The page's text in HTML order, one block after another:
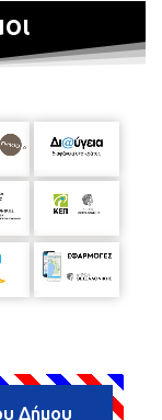
Δήμου